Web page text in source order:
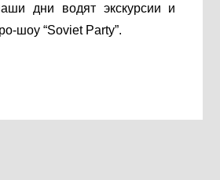
дни водят экскурсии и
шоу “Soviet Party”.